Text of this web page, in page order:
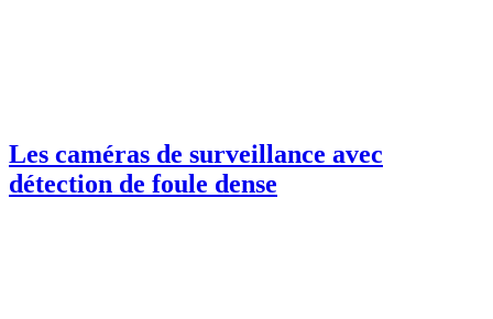
Les caméras de surveillance avec
détection de foule dense